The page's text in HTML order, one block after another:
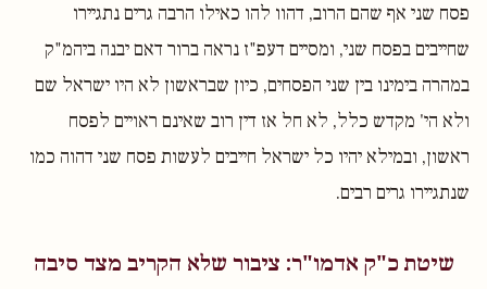
פסח שני אף שהם הרוב, דהוו להו כאילו הרבה גרים נתגיירו
שחייבים בפסח שני, ומסיים דעפ"ז נראה ברור דאם יבנה ביהמ"ק
במהרה בימינו בין שני הפסחים, כיון שבראשון לא היו ישראל שם
ולא הי' מקדש כלל, לא חל אז דין רוב שאינם ראויים לפסח
ראשון, ובמילא יהיו כל ישראל חייבים לעשות פסח שני דהוה כמו
שנתגיירו גרים רבים.
שיטת כ"ק אדמו"ר: ציבור שלא הקריב מצד סיבה